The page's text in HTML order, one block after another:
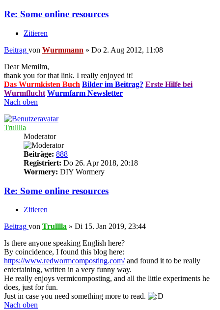
Re: Some online resources
Zitieren
Beitrag von Wurmmann » Do 2. Aug 2012, 11:08
Dear Memilm,
thank you for that link. I really enjoyed it!
Das Wurmkisten Buch Bilder im Beitrag? Erste Hilfe bei
Wurmflucht Wurmfarm Newsletter
Nach oben
Trulllla
Moderator
Beiträge: 888
Registriert: Do 26. Apr 2018, 20:18
Wormery: DIY Wormery
Re: Some online resources
Zitieren
Beitrag von Trulllla » Di 15. Jan 2019, 23:44
Is there anyone speaking English here?
By coincidence, I found this blog here:
https://www.redwormcomposting.com/and found it to be really
entertaining, written in a very funny way.
He really enjoys vermicomposting, and all the little experiments he
does, just for fun.
Just in case you need something more to read.
Nach oben